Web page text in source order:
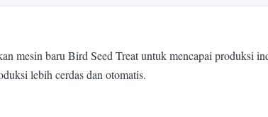
mesin baru Bird Seed Treat untuk mencapai produksi
lebih cerdas dan otomatis.